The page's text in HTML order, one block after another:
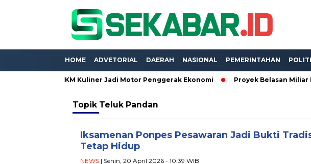
HOME ADVETORIAL DAERAH NASIONAL PEMERINTAHAN
2026, UMKM Kuliner Jadi Motor Penggerak Ekonomi Proyek Belasan Miliar Dinas
Topik Teluk Pandan
Iksamenan Ponpes Pesawaran Jadi Bukti
Tetap Hidup
NEWS | Senin, 20 April 2026 - 10:39 WIB